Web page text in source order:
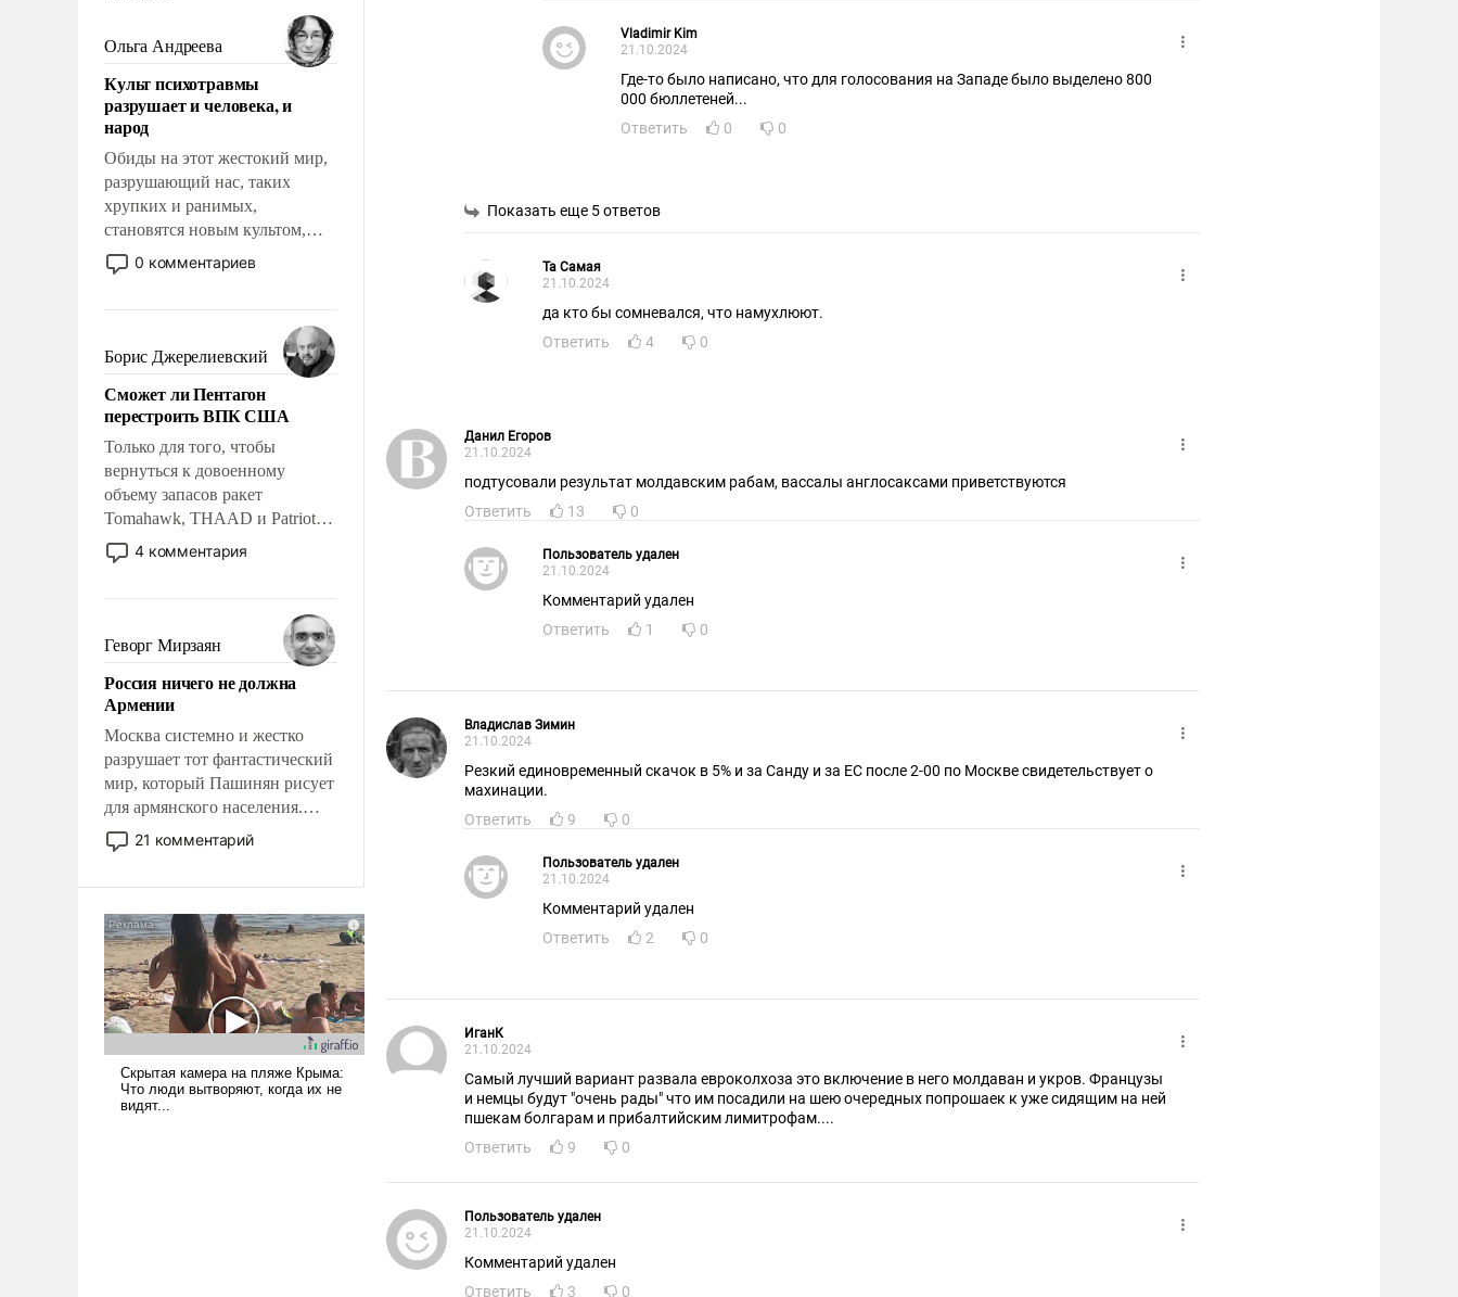
Ольга Андреева
Культ психотравмы
разрушает и человека, и
народ
Обиды на этот жестокий мир,
разрушающий нас, таких
хрупких и ранимых,
становятся новым культом,
постепенно вытесняя и
отменяя традиционное
мужественным и твердым под
ударами судьбы, брать на себя
ответственность, помогать
слабым, идти вперед и
адаптироваться.
0 комментариев
Борис Джерелиевский
Сможет ли Пентагон
перестроить ВПК США
Только для того, чтобы
вернуться к довоенному
объему запасов ракет
Tomahawk, THAAD и Patriot
США потребуется более трех
лет. Даже небольшая война с
Сложившаяся ситуация
означает многолетний период
уязвимости США, например,
перед Китаем.
4 комментария
Геворг Мирзаян
Россия ничего не должна
Армении
Москва системно и жестко
разрушает тот фантастический
мир, который Пашинян рисует
для армянского населения.
Мир, где политические
прожекты будут безусловно
налогоплательщиков и где
Еревану за свои поступки не
нужно отвечать.
21 комментарий
Vladimir Kim
21.10.2024
Где-то было написано, что для голосования на Западе было выделено 800
000 бюллетеней...
Ответить
0 0
Показать еще 5 ответов
Та Самая
21.10.2024
да кто бы сомневался, что намухлюют.
Ответить
4 0
Данил Егоров
21.10.2024
подтусовали результат молдавским рабам, вассалы англосаксами приветствуются
Ответить
13 0
Пользователь удален
21.10.2024
Комментарий удален
Ответить
1 0
Владислав Зимин
21.10.2024
Резкий единовременный скачок в 5% и за Санду и за ЕС после 2-00 по Москве свидетельствует о
махинации.
Ответить
9 0
Пользователь удален
21.10.2024
Комментарий удален
Ответить
2 0
ИганК
21.10.2024
Самый лучший вариант развала евроколхоза это включение в него молдаван и укров. Французы
и немцы будут "очень рады" что им посадили на шею очередных попрошаек к уже сидящим на ней
пшекам болгарам и прибалтийским лимитрофам....
Ответить
9 0
Пользователь удален
21.10.2024
Комментарий удален
Ответить
3 0